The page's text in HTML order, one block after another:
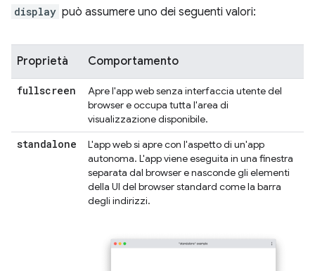
display può assumere uno dei seguenti valori:
Proprietà Comportamento
fullscreen
Apre l'app web senza interfaccia utente del
browser e occupa tutta l'area di
visualizzazione disponibile.
standalone
L'app web si apre con l'aspetto di un'app
autonoma. L'app viene eseguita in una finestra
separata dal browser e nasconde gli elementi
della UI del browser standard come la barra
degli indirizzi.